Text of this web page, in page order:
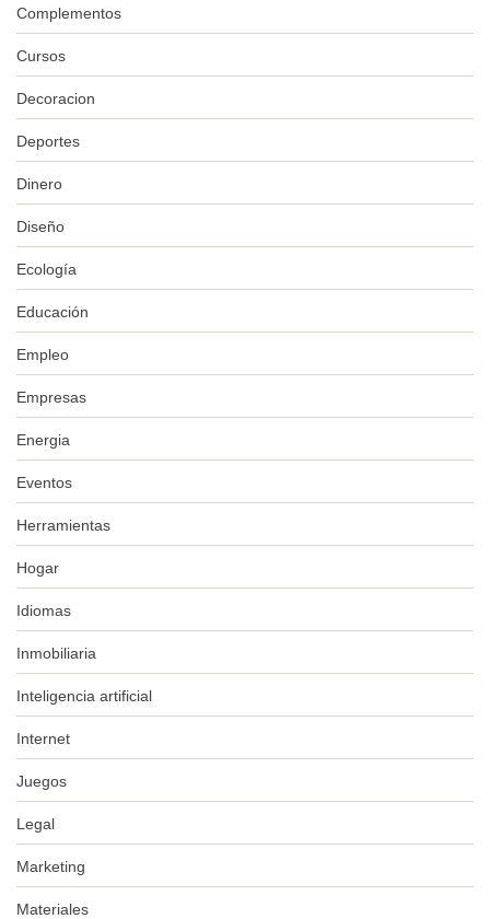
Complementos
Cursos
Decoracion
Deportes
Dinero
Diseño
Ecología
Educación
Empleo
Empresas
Energia
Eventos
Herramientas
Hogar
Idiomas
Inmobiliaria
Inteligencia artificial
Internet
Juegos
Legal
Marketing
Materiales